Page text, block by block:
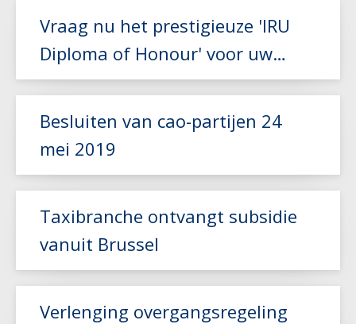
Vraag nu het prestigieuze 'IRU
Diploma of Honour' voor uw
chauffeur aan!
Besluiten van cao-partijen 24
mei 2019
Taxibranche ontvangt subsidie
vanuit Brussel
Verlenging overgangsregeling